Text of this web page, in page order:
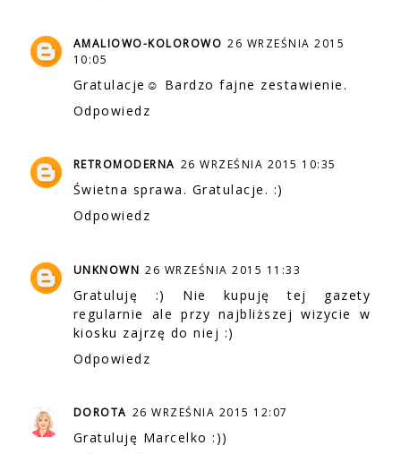
AMALIOWO-KOLOROWO 26 WRZEŚNIA 2015
10:05
Gratulacje☺ Bardzo fajne zestawienie.
Odpowiedz
RETROMODERNA 26 WRZEŚNIA 2015 10:35
Świetna sprawa. Gratulacje. :)
Odpowiedz
UNKNOWN 26 WRZEŚNIA 2015 11:33
Gratuluję :) Nie kupuję tej gazety
regularnie ale przy najbliższej wizycie w
kiosku zajrzę do niej :)
Odpowiedz
DOROTA 26 WRZEŚNIA 2015 12:07
Gratuluję Marcelko :))